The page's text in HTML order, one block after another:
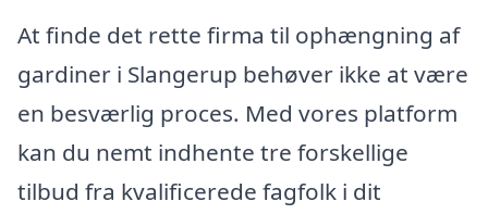
At finde det rette firma til ophængning af
gardiner i Slangerup behøver ikke at være
en besværlig proces. Med vores platform
kan du nemt indhente tre forskellige
tilbud fra kvalificerede fagfolk i dit